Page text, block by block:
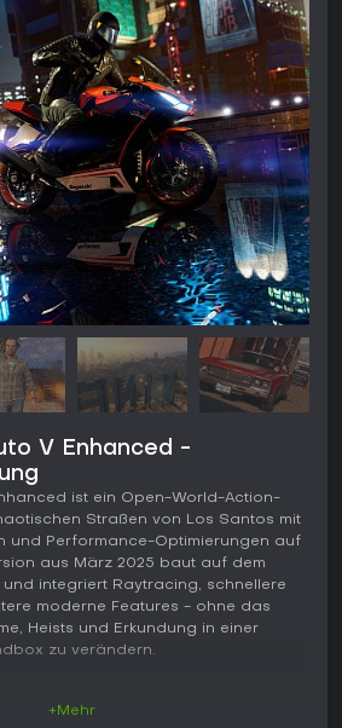
V Enhanced -
ist ein Open-World-Action-
Straßen von Los Santos mit
und Performance-Optimierungen auf
aus März 2025 baut auf dem
integriert Raytracing, schnellere
moderne Features - ohne das
Heists und Erkundung in einer
zu verändern.
+Mehr